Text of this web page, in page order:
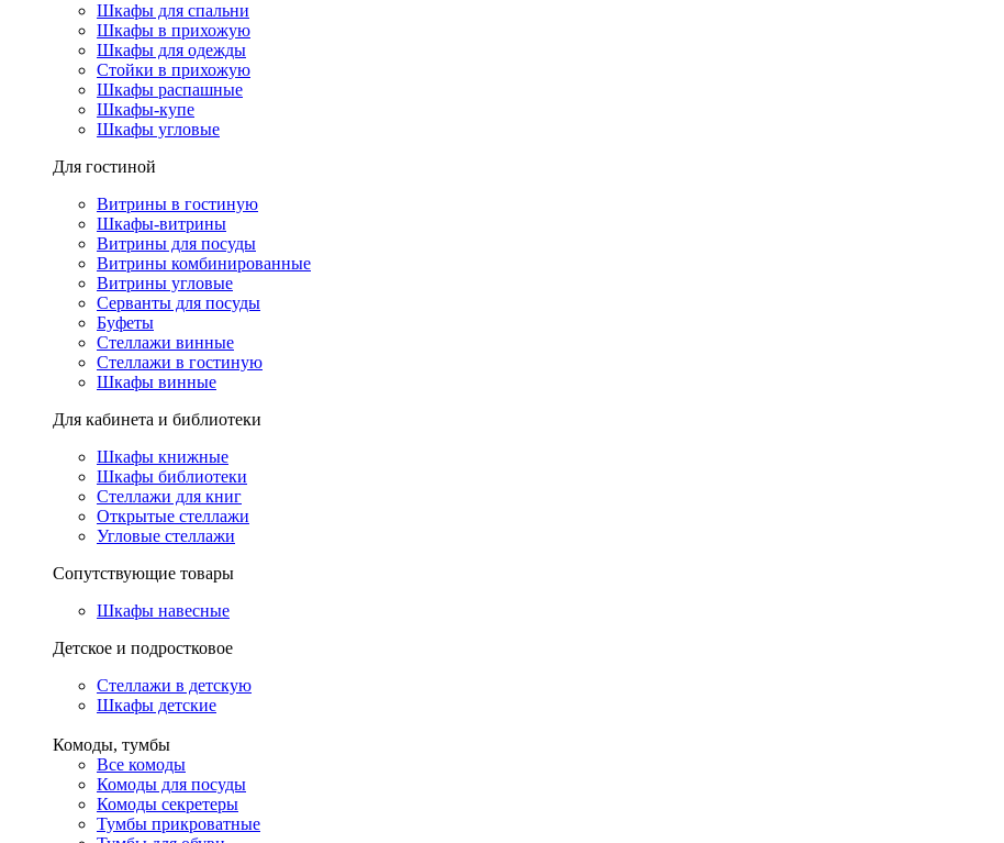
Шкафы для спальни
Шкафы в прихожую
Шкафы для одежды
Стойки в прихожую
Шкафы распашные
Шкафы-купе
Шкафы угловые
Для гостиной
Витрины в гостиную
Шкафы-витрины
Витрины для посуды
Витрины комбинированные
Витрины угловые
Серванты для посуды
Буфеты
Стеллажи винные
Стеллажи в гостиную
Шкафы винные
Для кабинета и библиотеки
Шкафы книжные
Шкафы библиотеки
Стеллажи для книг
Открытые стеллажи
Угловые стеллажи
Сопутствующие товары
Шкафы навесные
Детское и подростковое
Стеллажи в детскую
Шкафы детские
Комоды, тумбы
Все комоды
Комоды для посуды
Комоды секретеры
Тумбы прикроватные